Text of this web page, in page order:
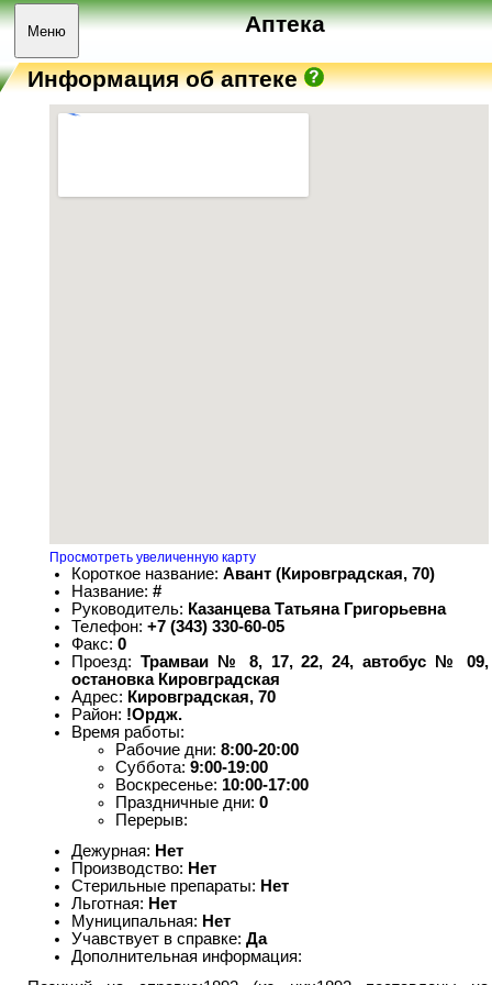
Меню Аптека
Информация об аптеке
Просмотреть увеличенную карту
Короткое название: Авант (Кировградская, 70)
Название: #
Руководитель: Казанцева Татьяна Григорьевна
Телефон: +7 (343) 330-60-05
Факс: 0
Проезд: Трамваи № 8, 17, 22, 24, автобус № 09,
остановка Кировградская
Адрес: Кировградская, 70
Район: !Ордж.
Время работы:
Рабочие дни: 8:00-20:00
Суббота: 9:00-19:00
Воскресенье: 10:00-17:00
Праздничные дни: 0
Перерыв:
Дежурная: Нет
Производство: Нет
Стерильные препараты: Нет
Льготная: Нет
Муниципальная: Нет
Учавствует в справке: Да
Дополнительная информация: